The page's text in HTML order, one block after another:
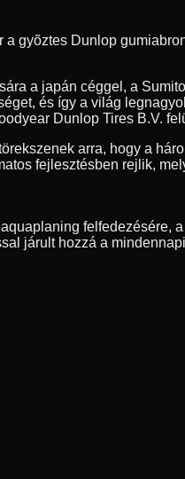
gyõztes Dunlop
a japán céggel, a
és így a világ
Dunlop Tires B.V.
arra, hogy a
fejlesztésben rejlik,
felfedezésére,
járult hozzá a